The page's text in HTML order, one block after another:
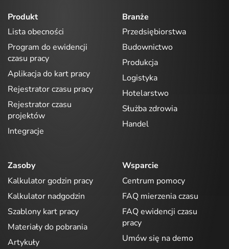
Produkt
Lista obecności
Program do ewidencji
czasu pracy
Aplikacja do kart pracy
Rejestrator czasu pracy
Rejestrator czasu
projektów
Integracje
Branże
Przedsiębiorstwa
Budownictwo
Produkcja
Logistyka
Hotelarstwo
Służba zdrowia
Handel
Zasoby
Kalkulator godzin pracy
Kalkulator nadgodzin
Szablony kart pracy
Materiały do pobrania
Artykuły
Wsparcie
Centrum pomocy
FAQ mierzenia czasu
FAQ ewidencji czasu
pracy
Umów się na demo